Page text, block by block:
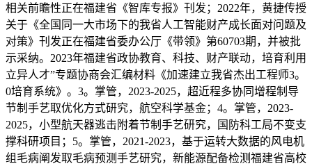
相关前瞻性正在福建省《智库专报》刊发；2022年，黄捷传授
关于《全国同一大市场下的我省人工智能财产成长面对问题及
对策》刊发正在福建省委办公厅《带领》第60703期，并被批
示采纳。2023年福建省政协教育、科技、财产联动，培育利用
立异人才”专题协商会汇编材料《加速建立我省杰出工程师3。
0培育系统》。3。掌管，2023-2025，超近程多协同增程制导
节制手艺取优化方式研究，航空科学基金；4。掌管，2023-
2025，小型航天器逃击附着节制手艺研究，国防科工局不变支
撑科研项目；5。掌管，2021-2023，基于运转大数据的风电机
组毛病阐发取毛病预测手艺研究，新能源配备检测福建省高校